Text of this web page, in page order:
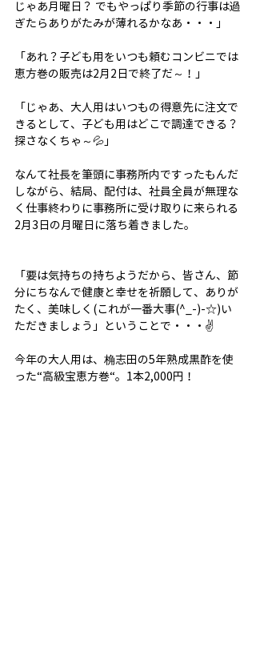
じゃあ月曜日？ でもやっぱり季節の行事は過
ぎたらありがたみが薄れるかなあ・・・」
「あれ？子ども用をいつも頼むコンビニでは
恵方巻の販売は2月2日で終了だ～！」
「じゃあ、大人用はいつもの得意先に注文で
きるとして、子ども用はどこで調達できる？
探さなくちゃ～💦」
なんて社長を筆頭に事務所内ですったもんだ
しながら、結局、配付は、社員全員が無理な
く仕事終わりに事務所に受け取りに来られる
2月3日の月曜日に落ち着きました。
「要は気持ちの持ちようだから、皆さん、節
分にちなんで健康と幸せを祈願して、ありが
たく、美味しく(これが一番大事(^_-)-☆)い
ただきましょう」ということで・・・✌
今年の大人用は、桷志田の5年熟成黒酢を使
った“高級宝恵方巻“。1本2,000円！